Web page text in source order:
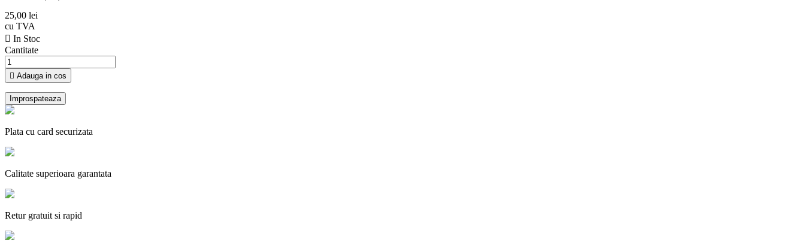
25,00 lei
cu TVA
 In Stoc
Cantitate
 Adauga in cos
Plata cu card securizata
Calitate superioara garantata
Retur gratuit si rapid